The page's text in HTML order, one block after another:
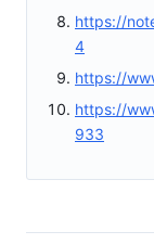
https://
4
https://
https://
933